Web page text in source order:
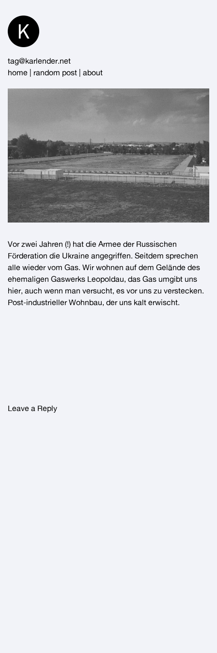
Content
tag@karlender.net
home
random post about
Vor zwei Jahren (!) hat die Armee der Russischen
Förderation die Ukraine angegriffen. Seitdem sprechen
alle wieder vom Gas. Wir wohnen auf dem Gelände des
ehemaligen Gaswerks Leopoldau, das Gas umgibt uns
hier, auch wenn man versucht, es vor uns zu verstecken.
Post-industrieller Wohnbau, der uns kalt erwischt.
Leave a Reply